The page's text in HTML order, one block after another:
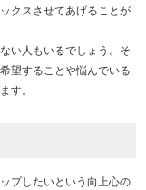
クスさせてあげることが
い人もいるでしょう。そ
望することや悩んでいる
す。
プしたいという向上心の